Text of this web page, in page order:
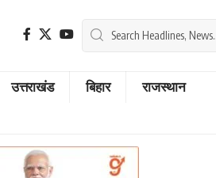
उत्तराखंड बिहार
राजस्थान